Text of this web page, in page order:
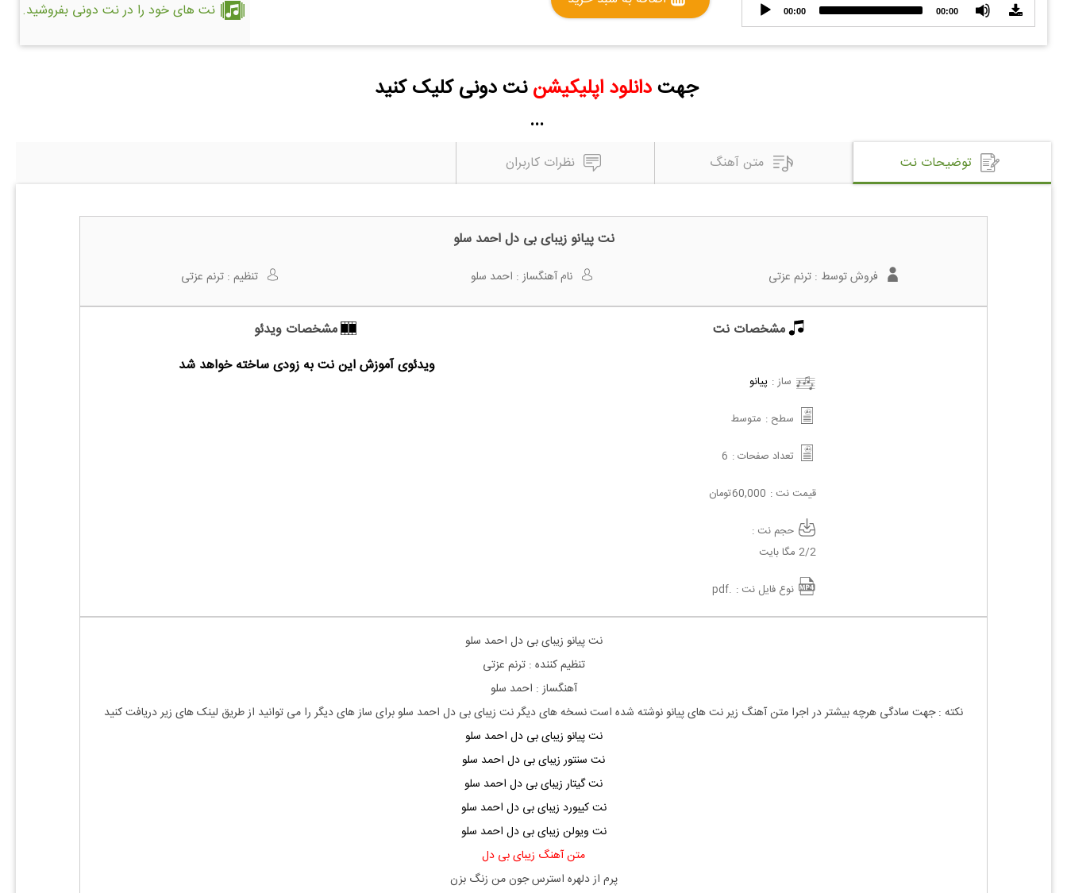
Audio
Player
00:00 00:00 نت های خود را در نت دونی بفروشید.
جهتدانلود اپلیکیشن نت دونی کلیک کنید
...
توضیحات نت متن آهنگ نظرات کاربران
نت پیانو زیبای بی دل احمد سلو
فروش توسط :ترنم عزتی نام آهنگساز : احمد سلو تنظیم :ترنم عزتی
مشخصات نت
ساز : پیانو
سطح : متوسط
تعداد صفحات : 6
قیمت نت : 60,000تومان
حجم نت :
2/2 مگا بایت
نوع فایل نت : .pdf
مشخصات ویدئو
ویدئوی آموزش این نت به زودی ساخته خواهد شد
نت پیانو زیبای بی دل احمد سلو
تنظیم کننده : ترنم عزتی
آهنگساز : احمد سلو
نکته : جهت سادگی هرچه بیشتر در اجرا متن آهنگ زیر نت هایپیانونوشته شده است نسخه های دیگر نت زیبای بی دل احمد سلوبرای ساز های دیگر را می توانید از طریق لینک های زیر دریافت کنید
نت پیانو زیبای بی دل احمد سلو
نت سنتور زیبای بی دل احمد سلو
نت گیتار زیبای بی دل احمد سلو
نت کیبورد زیبای بی دل احمد سلو
نت ویولن زیبای بی دل احمد سلو
متن آهنگ زیبای بی دل
پرم از دلهره استرس جون من زنگ بزن